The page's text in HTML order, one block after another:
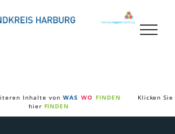
Inhalte von WAS WO FINDEN
Klicken Sie
hier FINDEN